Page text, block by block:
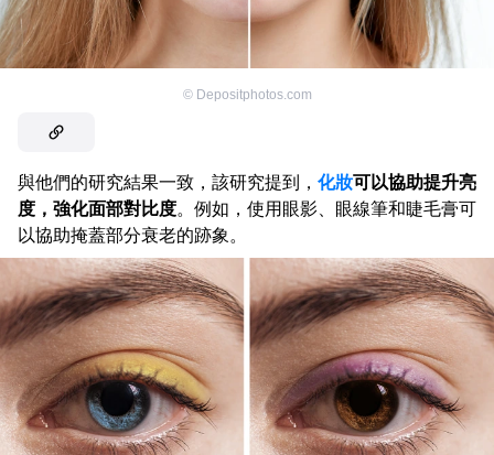
© Depositphotos.com
與他們的研究結果一致，該研究提到， 化妝可以協助提升亮
度，強化面部對比度。例如，使用眼影、眼線筆和睫毛膏可
以協助掩蓋部分衰老的跡象。